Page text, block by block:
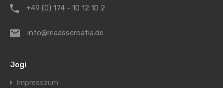
+49 (0) 174 - 10 12 10 2
info@maasscroatia.de
Jogi
Impresszum